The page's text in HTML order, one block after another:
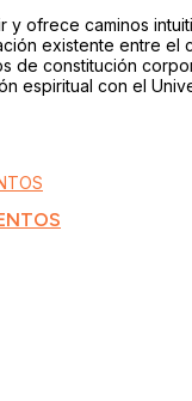
y ofrece caminos
existente entre
de constitución
espiritual con el